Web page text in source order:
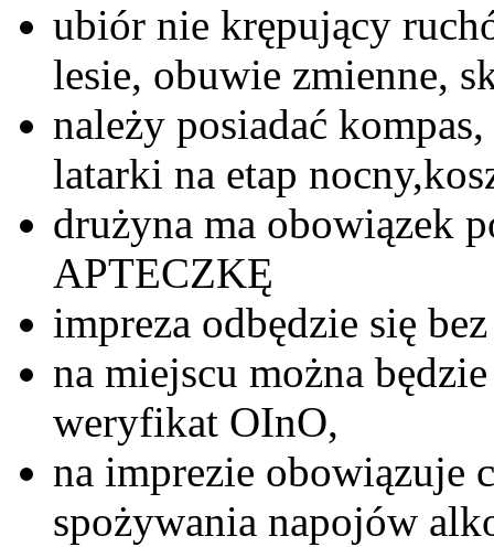
ubiór nie krępujący
lesie, obuwie zmienne,
należy posiadać
latarki na etap
drużyna ma obowiązek
APTECZKĘ
impreza odbędzie się
na miejscu można
weryfikat OInO,
na imprezie obowiązuje
spożywania napojów